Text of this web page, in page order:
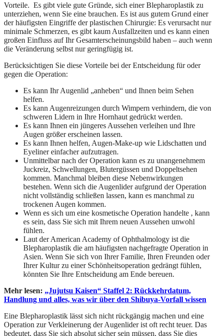
Vorteile. Es gibt viele gute Gründe, sich einer Blepharoplastik zu
unterziehen, wenn Sie eine brauchen. Es ist aus gutem Grund einer
der häufigsten Eingriffe der plastischen Chirurgie: Es verursacht nur
minimale Schmerzen, es gibt kaum Ausfallzeiten und es kann einen
großen Einfluss auf Ihr Gesamterscheinungsbild haben – auch wenn
die Veränderung selbst nur geringfügig ist.
Berücksichtigen Sie diese Vorteile bei der Entscheidung für oder
gegen die Operation:
Es kann Ihr Augenlid „anheben“ und Ihnen beim Sehen
helfen.
Es kann Augenreizungen durch Wimpern verhindern, die von
schweren Lidern in Ihre Hornhaut gedrückt werden.
Es kann Ihnen ein jüngeres Aussehen verleihen und Ihre
Augen größer erscheinen lassen.
Es kann Ihnen helfen, Augen-Make-up wie Lidschatten und
Eyeliner einfacher aufzutragen.
Unmittelbar nach der Operation kann es zu unangenehmem
Juckreiz, Schwellungen, Blutergüssen und Doppeltsehen
kommen. Manchmal bleiben diese Nebenwirkungen
bestehen. Wenn sich die Augenlider aufgrund der Operation
nicht vollständig schließen lassen, kann es manchmal zu
trockenen Augen kommen.
Wenn es sich um eine kosmetische Operation handelte , kann
es sein, dass Sie sich mit Ihrem neuen Aussehen unwohl
fühlen.
Laut der American Academy of Ophthalmology ist die
Blepharoplastik die am häufigsten nachgefragte Operation in
Asien. Wenn Sie sich von Ihrer Familie, Ihren Freunden oder
Ihrer Kultur zu einer Schönheitsoperation gedrängt fühlen,
könnten Sie Ihre Entscheidung am Ende bereuen.
Mehr lesen: „Jujutsu Kaisen“ Staffel 2: Rückkehrdatum,
Handlung und alles, was wir über den Shibuya-Vorfall wissen
Eine Blepharoplastik lässt sich nicht rückgängig machen und eine
Operation zur Verkleinerung der Augenlider ist oft recht teuer. Das
bedeutet, dass Sie sich absolut sicher sein müssen, dass Sie dies